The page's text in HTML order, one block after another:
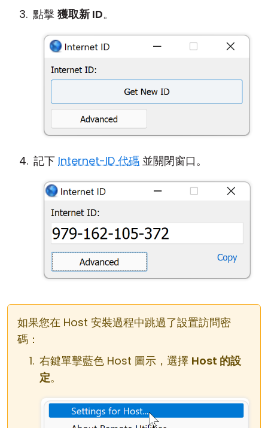
點擊 獲取新 ID。
記下 Internet-ID 代碼 並關閉窗口。
如果您在 Host 安裝過程中跳過了設置訪問密
碼：
右鍵單擊藍色 Host 圖示，選擇 Host 的設
定。